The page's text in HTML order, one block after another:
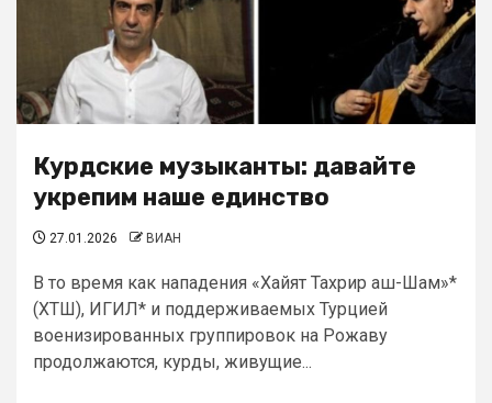
Курдские музыканты: давайте
укрепим наше единство
27.01.2026 ВИАН
В то время как нападения «Хайят Тахрир аш-Шам»*
(ХТШ), ИГИЛ* и поддерживаемых Турцией
военизированных группировок на Рожаву
продолжаются, курды, живущие...